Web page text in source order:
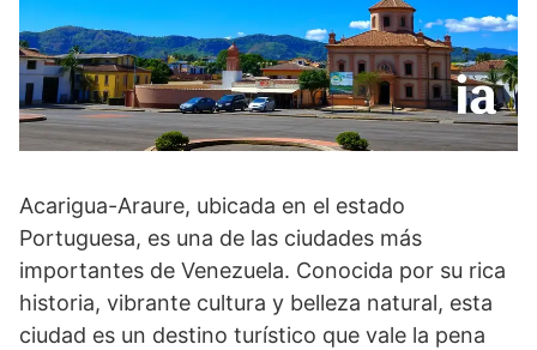
Acarigua-Araure, ubicada en el estado
Portuguesa, es una de las ciudades más
importantes de Venezuela. Conocida por su rica
historia, vibrante cultura y belleza natural, esta
ciudad es un destino turístico que vale la pena